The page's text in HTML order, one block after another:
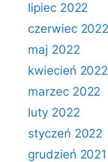
lipiec 2022
czerwiec 2022
maj 2022
kwiecień 2022
marzec 2022
luty 2022
styczeń 2022
grudzień 2021